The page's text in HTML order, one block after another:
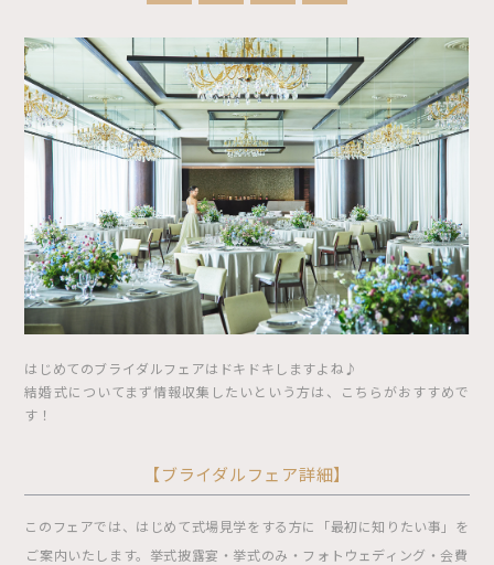
はじめてのブライダルフェアはドキドキしますよね♪
結婚式についてまず情報収集したいという方は、こちらがおすすめで
す！
【ブライダルフェア詳細】
このフェアでは、はじめて式場見学をする方に「最初に知りたい事」を
ご案内いたします。挙式披露宴・挙式のみ・フォトウェディング・会費